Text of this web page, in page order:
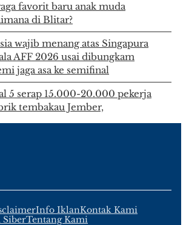
favorit baru anak muda
di Blitar?
wajib menang atas Singapura
AFF 2026 usai dibungkam
jaga asa ke semifinal
5 serap 15.000-20.000 pekerja
tembakau Jember,
Info IklanKontak Kami
SiberTentang Kami